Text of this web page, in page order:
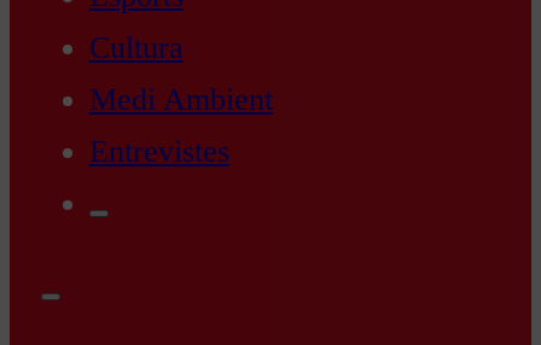
Cultura
Medi Ambient
Entrevistes